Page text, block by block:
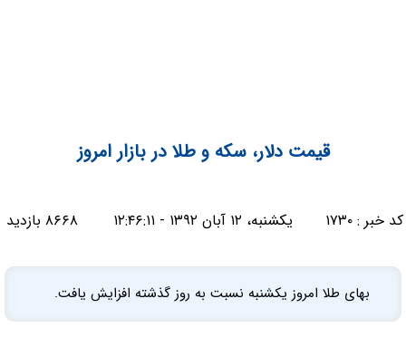
قیمت دلار، سکه و طلا در بازار امروز
کد خبر : ۱۷۳۰ یکشنبه، ۱۲ آبان ۱۳۹۲ - ۱۲:۴۶:۱۱ ۸۶۶۸ بازدید
بهای طلا امروز یکشنبه نسبت به روز گذشته افزایش یافت.